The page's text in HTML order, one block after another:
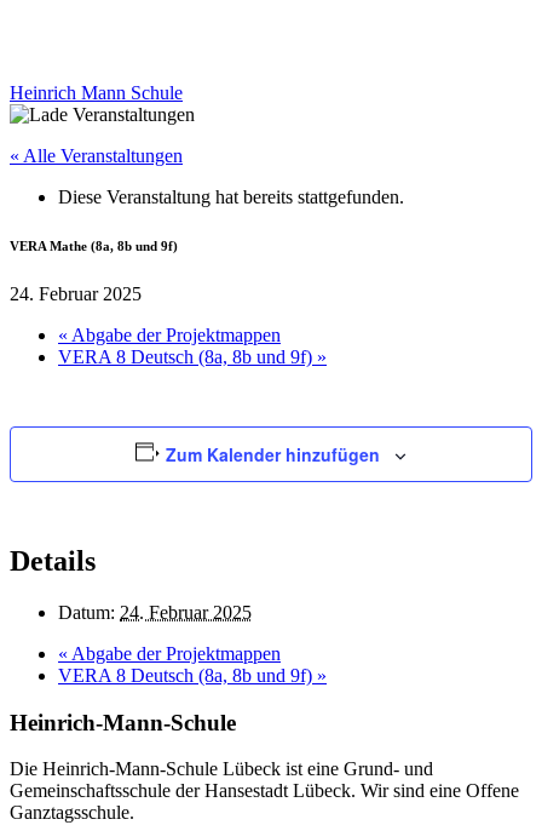
Heinrich Mann Schule
« Alle Veranstaltungen
Diese Veranstaltung hat bereits stattgefunden.
VERA Mathe (8a, 8b und 9f)
24. Februar 2025
« Abgabe der Projektmappen
VERA 8 Deutsch (8a, 8b und 9f) »
Zum Kalender hinzufügen
Details
Datum: 24. Februar 2025
« Abgabe der Projektmappen
VERA 8 Deutsch (8a, 8b und 9f) »
Heinrich-Mann-Schule
Die Heinrich-Mann-Schule Lübeck ist eine Grund- und
Gemeinschaftsschule der Hansestadt Lübeck. Wir sind eine Offene
Ganztagsschule.